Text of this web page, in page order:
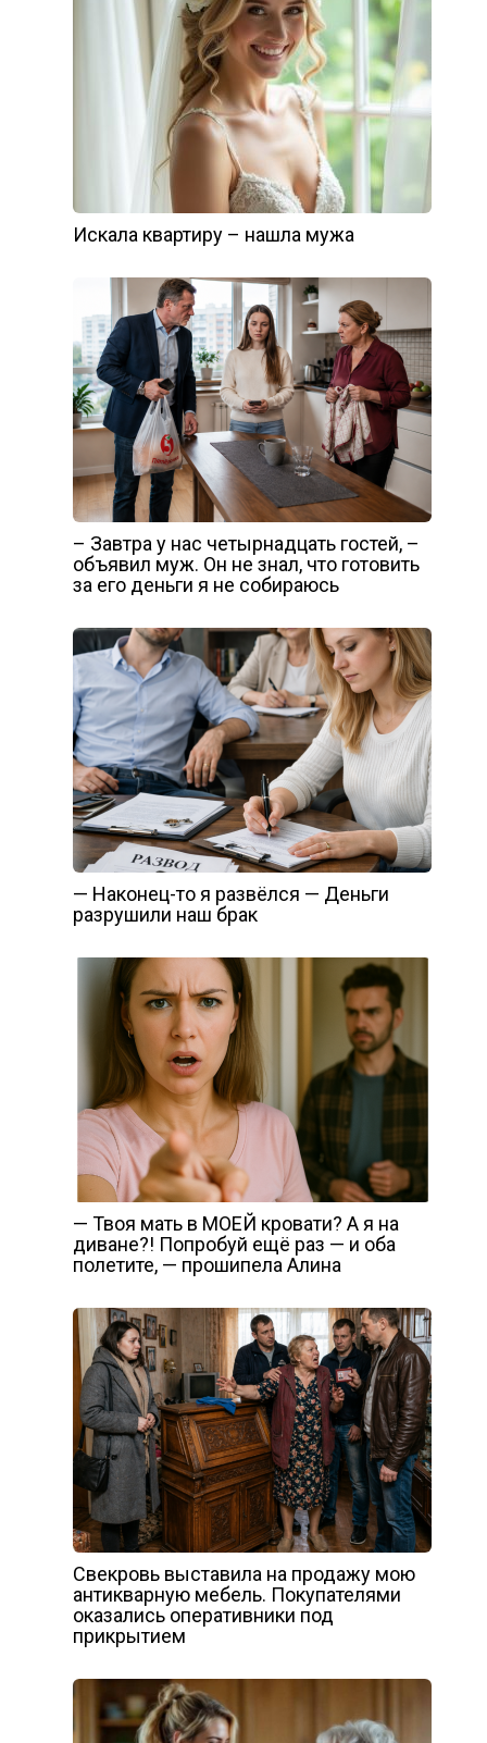
Искала квартиру – нашла мужа
– Завтра у нас четырнадцать гостей, –
объявил муж. Он не знал, что готовить
за его деньги я не собираюсь
— Наконец-то я развёлся — Деньги
разрушили наш брак
— Твоя мать в МОЕЙ кровати? А я на
диване?! Попробуй ещё раз — и оба
полетите, — прошипела Алина
Свекровь выставила на продажу мою
антикварную мебель. Покупателями
оказались оперативники под
прикрытием